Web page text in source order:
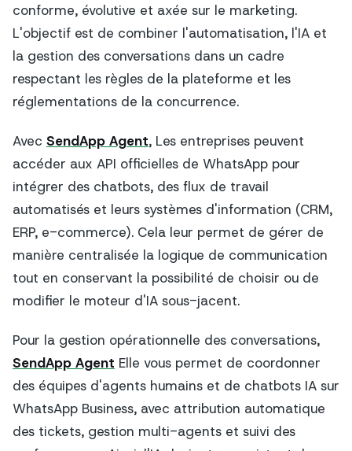
conforme, évolutive et axée sur le marketing.
L'objectif est de combiner l'automatisation, l'IA et
la gestion des conversations dans un cadre
respectant les règles de la plateforme et les
réglementations de la concurrence.
Avec SendApp Agent, Les entreprises peuvent
accéder aux API officielles de WhatsApp pour
intégrer des chatbots, des flux de travail
automatisés et leurs systèmes d'information (CRM,
ERP, e-commerce). Cela leur permet de gérer de
manière centralisée la logique de communication
tout en conservant la possibilité de choisir ou de
modifier le moteur d'IA sous-jacent.
Pour la gestion opérationnelle des conversations,
SendApp Agent Elle vous permet de coordonner
des équipes d'agents humains et de chatbots IA sur
WhatsApp Business, avec attribution automatique
des tickets, gestion multi-agents et suivi des